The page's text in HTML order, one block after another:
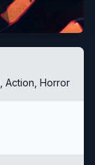
Action, Horror